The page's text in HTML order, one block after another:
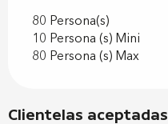
80 Persona(s)
10 Persona (s) Mini
80 Persona (s) Max
Clientelas aceptadas